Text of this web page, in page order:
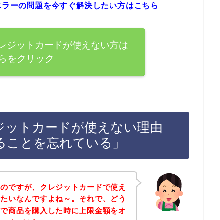
ーの問題を今すぐ解決したい方はこちら
ジットカードが使えない方は
をクリック
トカードが使えない理由
とを忘れている」
ですが、クレジットカードで使え
いなんですよね～。それで、どう
商品を購入した時に上限金額をオ